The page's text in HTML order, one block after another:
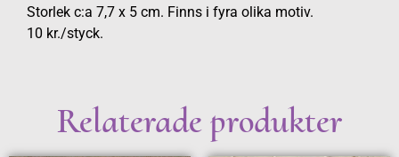
Storlek c:a 7,7 x 5 cm. Finns i fyra olika motiv.
10 kr./styck.
Relaterade produkter